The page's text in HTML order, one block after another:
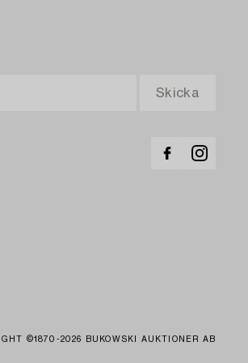
©1870-2026 BUKOWSKI AUKTIONER AB